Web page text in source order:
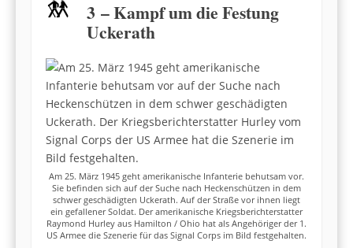
3 – Kampf um die Festung
Uckerath
Am 25. März 1945 geht amerikanische Infanterie behutsam vor.
Sie befinden sich auf der Suche nach Heckenschützen in dem
schwer geschädigten Uckerath. Auf der Straße vor ihnen liegt
ein gefallener Soldat. Der amerikanische Kriegsberichterstatter
Raymond Hurley aus Hamilton / Ohio hat als Angehöriger der 1.
US Armee die Szenerie für das Signal Corps im Bild festgehalten.